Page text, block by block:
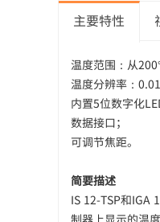
主要特性
温度范围：从
温度分辨率：
内置5位数字化
数据接口；
可调节焦距。
简要描述
IS 12-TSP和IGA
制器上显示的温